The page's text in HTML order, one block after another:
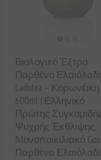
Βιολογικό Έξτρα
Παρθένο
Ladolea – Κορωνέικη
600ml | Ελληνικό
Πρώτης
Ψυχρής Έκθλιψης,
Μονοποικιλιακό
Παρθένο